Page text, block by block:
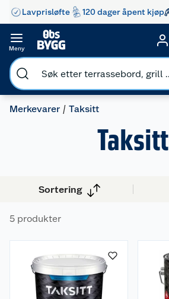
Lavprisløfte 120 dager åpent kjøp
Meny
Merkevarer Taksitt
Taksitt
Sortering
5 produkter